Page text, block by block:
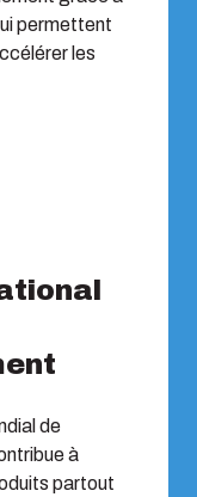
permettent
les
de
à
partout